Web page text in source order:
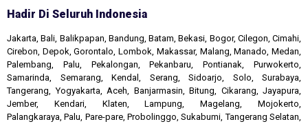
Hadir Di Seluruh Indonesia
Jakarta, Bali, Balikpapan, Bandung, Batam, Bekasi, Bogor, Cilegon, Cimahi,
Cirebon, Depok, Gorontalo, Lombok, Makassar, Malang, Manado, Medan,
Palembang, Palu, Pekalongan, Pekanbaru, Pontianak, Purwokerto,
Samarinda, Semarang, Kendal, Serang, Sidoarjo, Solo, Surabaya,
Tangerang, Yogyakarta, Aceh, Banjarmasin, Bitung, Cikarang, Jayapura,
Jember, Kendari, Klaten, Lampung, Magelang, Mojokerto,
Palangkaraya, Palu, Pare-pare, Probolinggo, Sukabumi, Tangerang Selatan,